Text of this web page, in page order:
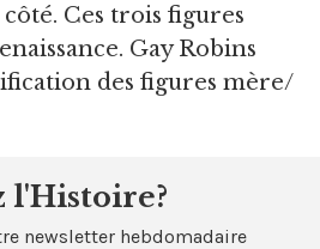
Ces trois figures
Gay Robins
des figures mère/
l'Histoire?
newsletter hebdomadaire